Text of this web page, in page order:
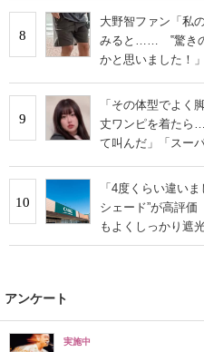
8
大野智ファン「私
みると…… ‟驚きの
かと思いました！」
9
「その体型でよく
丈ワンピを着た
て叫んだ」「スー
10
「4度くらい違い
シェード”が高評
もよくしっかり遮
アンケート
実施中